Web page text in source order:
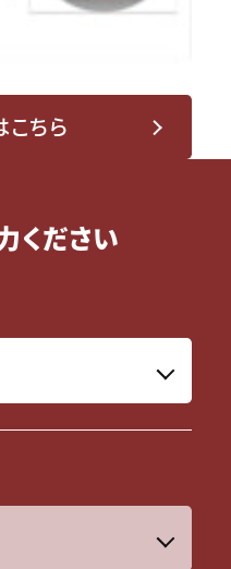
ちら
ください